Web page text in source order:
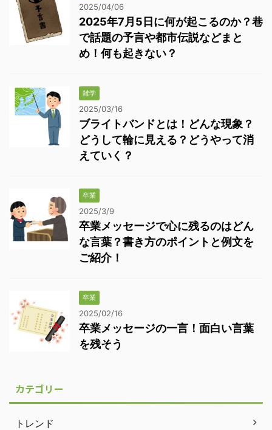
2025/04/06
2025年7月5日に何が起こるのか？巷
で話題の予言や都市伝説などまと
め！何も起きない？
雑学
2025/03/16
ブライトバンドとは！どんな現象？
どうして輪に見える？どうやって消
えていく？
卒業
2025/3/9
卒業メッセージで心に残るのはどん
な言葉？書き方のポイントと例文を
ご紹介！
卒業
2025/02/16
卒業メッセージの一言！面白い言葉
を残そう
カテゴリー
トレンド